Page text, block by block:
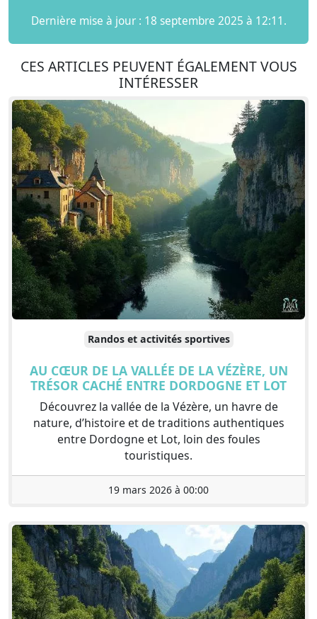
Dernière mise à jour : 18 septembre 2025 à 12:11.
CES ARTICLES PEUVENT ÉGALEMENT VOUS
INTÉRESSER
Randos et activités sportives
AU CŒUR DE LA VALLÉE DE LA VÉZÈRE, UN
TRÉSOR CACHÉ ENTRE DORDOGNE ET LOT
Découvrez la vallée de la Vézère, un havre de
nature, d’histoire et de traditions authentiques
entre Dordogne et Lot, loin des foules
touristiques.
19 mars 2026 à 00:00